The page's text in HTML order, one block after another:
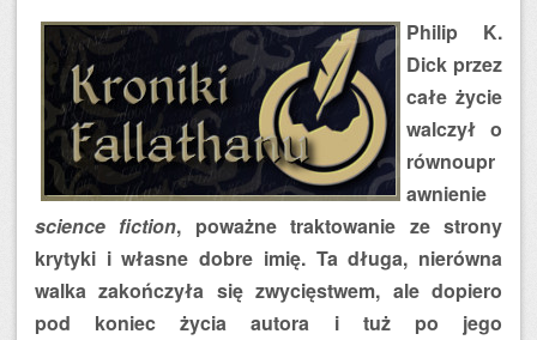
Philip K.
Dick przez
całe życie
walczył o
równoupr
awnienie
science fiction, poważne traktowanie ze strony
krytyki i własne dobre imię. Ta długa, nierówna
walka zakończyła się zwycięstwem, ale dopiero
pod koniec życia autora i tuż po jego